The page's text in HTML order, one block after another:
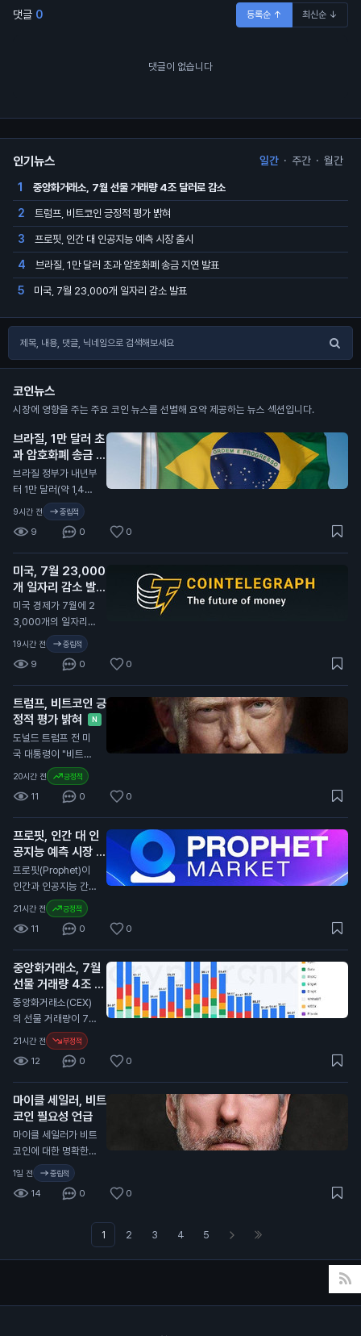
댓글 0 등록순 ↑ 최신순 ↓
댓글이 없습니다
인기뉴스 일간 · 주간 · 월간
1 중앙화거래소, 7월 선물 거래량 4조 달러로 감소
2 트럼프, 비트코인 긍정적 평가 밝혀
3 프로핏, 인간 대 인공지능 예측 시장 출시
4 브라질, 1만 달러 초과 암호화폐 송금 지연 발표
5 미국, 7월 23,000개 일자리 감소 발표
코인뉴스
시장에 영향을 주는 주요 코인 뉴스를 선별해 요약 제공하는 뉴스 섹션입니다.
브라질, 1만 달러 초
과 암호화폐 송금 지
연 발표
N
브라질 정부가 내년부
터 1만 달러(약 1,400
만 원) 이상의 암호화
폐 송금을 최대 24시
간 지연시키기로 했습
니다. 이는 새로운 사
기 방지 규정에 따른
조치입니다. 이번 규
정은 외국 기업이나
개인 지갑으로의 송금
에 적용됩니다. 브라
질 정부는 이를 통해
금융 범죄를 예방하
고, 투명성을 높이겠
다는 의도를 밝혔습니
다. 새로운 규정은 내
년부터 시행될 예정입
니다. 일반 투자자에
거래가 늦어질 수 있
어, 자산 관리에 주의
해외 거래를 계획 중
인 투자자들은 이 점
을 고려해야 합니다.
9시간 전 중립적
9 0 0
미국, 7월 23,000
개 일자리 감소 발표
N
미국 경제가 7월에 2
3,000개의 일자리를
잃었다고 발표했습니
다. 이는 80,000개
의 일자리 증가 예상
과 크게 다릅니다. 미
국 노동부의 데이터에
따르면 실업률은 4.
1%로 소폭 감소했습
니다. 경제 전문가들
은 85,000개의 일자
리 증가를 예상했으
나, 실제로는 감소했
습니다. 이는 연방준
비제도(Fed)가 금리
인상 여부를 결정하는
데 중요한 영향을 미
칠 수 있습니다. 이번
투자자에게 중요한 신
호입니다. 금리 인상
가격에 긍정적인 영향
을 미칠 수 있습니다.
19시간 전 중립적
9 0 0
트럼프, 비트코인 긍
정적 평가 밝혀
N
도널드 트럼프 전 미
국 대통령이 "비트코
인은 큰 일이다. 사람
들이 비트코인으로 결
제하고 있다. 이는 달
러에 대한 압박을 줄
인다. 우리나라에 좋
은 일이다"라고 말했
습니다. 트럼프의 발
언은 암호화폐에 대한
긍정적인 시각을 드러
냅니다. 그의 아들들
이 지분을 가진 암호
화폐 채굴 회사인 아
메리칸 비트코인은 최
근 2분기 동안 5,72
0만 달러(약 800억
원)의 손실을 기록했
격이 2분기 동안 11%
하락한 영향이 컸습니
비트코인 932개를
채굴하며 생산량을 증
가시켰습니다. 트럼프
의 긍정적인 발언은
비트코인 가격에 긍정
적인 영향을 미칠 수
있습니다. 이는 일반
20시간 전 긍정적
11 0 0
프로핏, 인간 대 인
공지능 예측 시장 출
시
N
프로핏(Prophet)이
인간과 인공지능 간의
예측 시장을 출시했습
니다. 사용자는 어떤
주제든 시장을 만들고
프로핏과 직접 거래할
수 있습니다. 이 서비
스는 사용자에게 예측
을 통해 수익을 올릴
기회를 제공합니다.
프로핏은 인공지능을
활용해 예측의 정확성
을 높이고, 사용자들
은 자신의 전문 지식
을 활용해 시장을 형
성할 수 있습니다. 가
입 시 코드 "COIN10
1"을 입력하면 혜택을
예측 시장은 일반 투
자자에게 새로운 투자
인공지능과의 거래는
예측의 정확성을 높일
수 있어, 투자자들은
21시간 전 긍정적
11 0 0
중앙화거래소, 7월
선물 거래량 4조 달
러로 감소
N
중앙화거래소(CEX)
의 선물 거래량이 7월
에 4조 달러(약 5천
800조 원)로 감소했
습니다. 이는 2023
년 12월 이후 가장 낮
은 수준입니다. 이 통
계는 암호화폐 분석
플랫폼인 크립토랭크
(CryptoRank)의 자
료를 바탕으로 합니
다. 최근 몇 달 동안 기
술주 매도와 원자재
장이 불안정해졌습니
다. 이러한 상황은 중
앙화거래소의 거래량
식은 투자자들에게 중
21시간 전 부정적
12 0 0
마이클 세일러, 비트
코인 필요성 언급
마이클 세일러가 비트
코인에 대한 명확한
규제가 필요하지 않다
고 주장했습니다. 그
는 미국이 명확한 규
매각해 1억 달러(약 1,
1일 전 중립적
14 0 0
1 2 3 4 5